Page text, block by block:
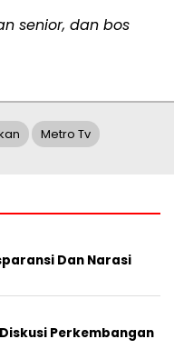
senior, dan bos
Metro Tv
Dan Narasi
Perkembangan